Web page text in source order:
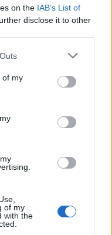
on the IAB’s List of
disclose it to other
one or more Google
You may click to
its third-party tags to
in below Google
of my
of my
with the
részére is
délelőttönként
haladunk az
nehéz tartani a
információt,
nem